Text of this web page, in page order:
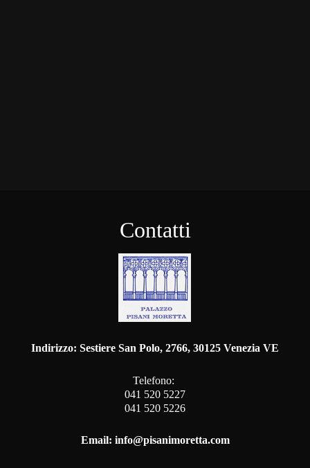
Contatti
Indirizzo: Sestiere San Polo, 2766, 30125 Venezia VE
Telefono:
041 520 5227
041 520 5226
Email: info@pisanimoretta.com